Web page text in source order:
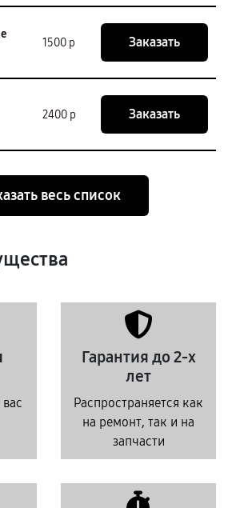
1500 р Заказать
2400 р Заказать
весь список
Гарантия до 2-х
лет
Распространяется как
на ремонт, так и на
запчасти